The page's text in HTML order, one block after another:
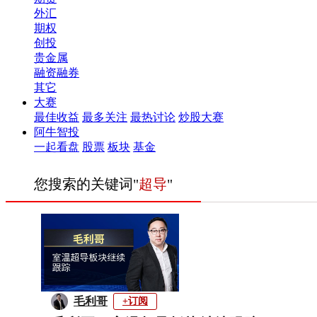
外汇
期权
创投
贵金属
融资融券
其它
大赛
最佳收益 最多关注 最热讨论 炒股大赛
阿牛智投
一起看盘 股票 板块 基金
您搜索的关键词"超导"
毛利哥 +订阅